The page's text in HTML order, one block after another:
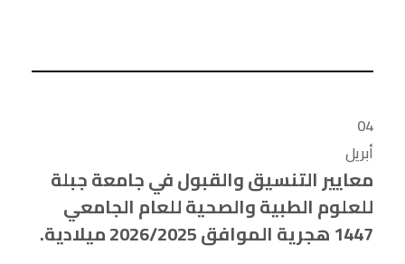
04
أبريل
معايير التنسيق والقبول في جامعة جبلة
للعلوم الطبية والصحية للعام الجامعي
1447 هجرية الموافق 2026/2025 ميلادية.